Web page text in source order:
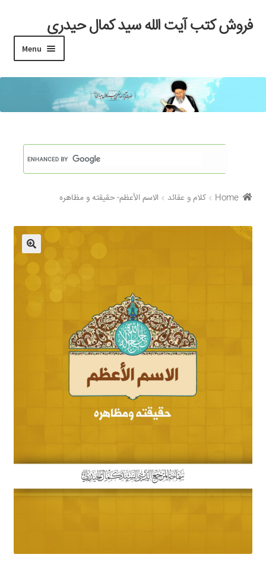
Skip
to
Skip
to
فروش کتب آیت الله سید کمال حیدری
Menu
خانه
#97 (بدون عنوان)
Checkout
My account
Search Results
ثبت شکایات
حساب کاربری من
Home کلام و عقائد الاسم الأعظم- حقيقته و مظاهره